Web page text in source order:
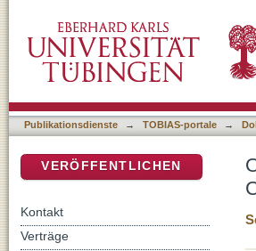
Publikationsdienste → TOBIAS-portale →
VERÖFFENTLICHEN
Kontakt
Verträge